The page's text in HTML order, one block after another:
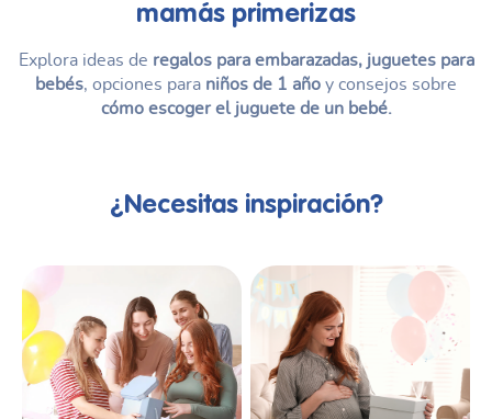
mamás primerizas
Explora ideas de regalos para embarazadas, juguetes para
bebés, opciones para niños de 1 año y consejos sobre
cómo escoger el juguete de un bebé.
¿Necesitas inspiración?